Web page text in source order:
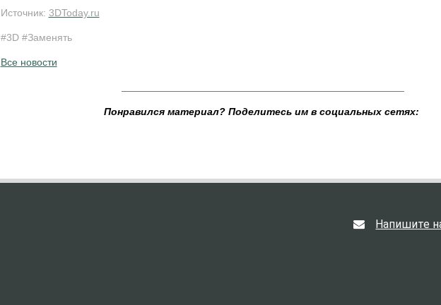
Источник: 3DToday.ru
#3D #Заменять
Все новости
Понравился материал? Поделитесь им в социальных сетях:
Напишите